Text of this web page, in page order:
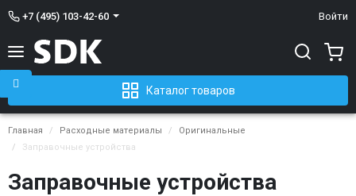
+7 (495) 103-42-60 Войти
Каталог товаров
Главная Расходные материалы
Оригинальные
Заправочные устройства
Заправочные устройства